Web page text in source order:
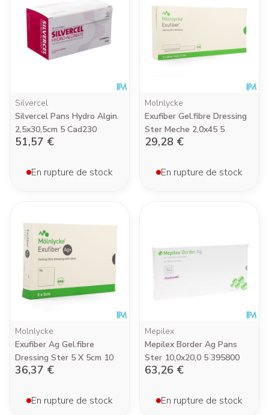
Silvercel
Silvercel Pans Hydro Algin.
2,5x30,5cm 5 Cad230
51,57 €
En rupture de stock
Molnlycke
Exufiber Gel.fibre Dressing
Ster Meche 2,0x45 5
29,28 €
En rupture de stock
Molnlycke
Exufiber Ag Gel.fibre
Dressing Ster 5 X 5cm 10
36,37 €
En rupture de stock
Mepilex
Mepilex Border Ag Pans
Ster 10,0x20,0 5 395800
63,26 €
En rupture de stock